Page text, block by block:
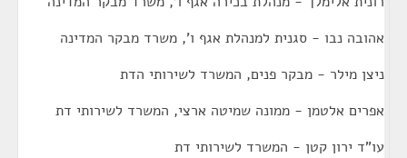
אהובה נבו - סגנית למנהלת אגף ו', משרד מבקר המדינה
ניצן מילר - מבקר פנים, המשרד לשירותי הדת
אפרים אלטמן - ממונה שמיטה ארצי, המשרד לשירותי דת
עו"ד ירון קטן - המשרד לשירותי דת